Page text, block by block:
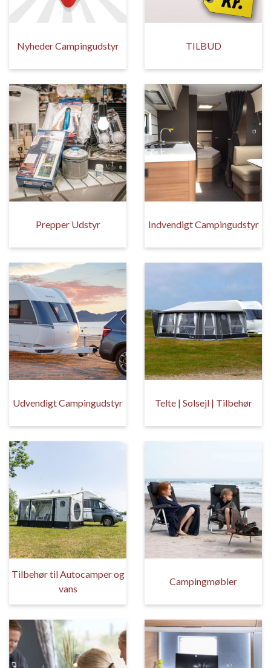
Nyheder Campingudstyr TILBUD
Prepper Udstyr Indvendigt Campingudstyr
Udvendigt Campingudstyr Telte | Solsejl | Tilbehør
Tilbehør til Autocamper og
vans
Campingmøbler